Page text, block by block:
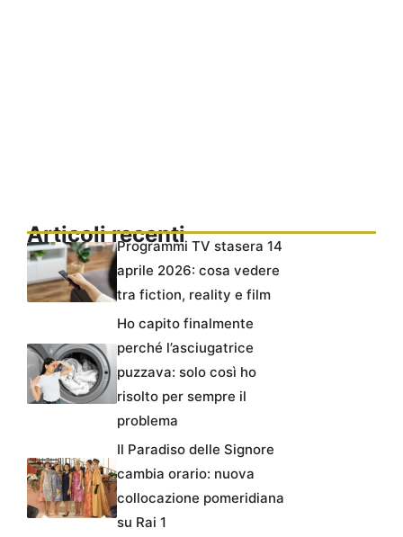
Articoli recentiProgrammi TV stasera 14
aprile 2026: cosa vedere
tra fiction, reality e film
Ho capito finalmente
perché l’asciugatrice
puzzava: solo così ho
risolto per sempre il
problema
Il Paradiso delle Signore
cambia orario: nuova
collocazione pomeridiana
su Rai 1